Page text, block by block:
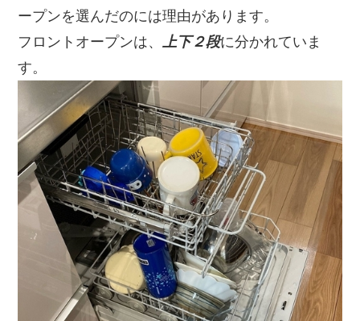
ープンを選んだのには理由があります。
フロントオープンは、
上下２段に分かれていま
す。